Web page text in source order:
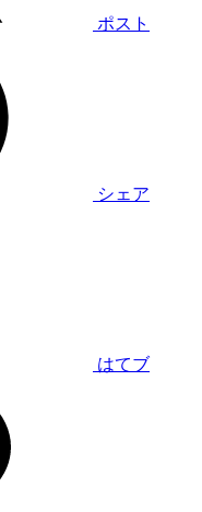
ポスト
シェア
はてブ